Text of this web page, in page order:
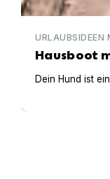
URLAUBSIDEEN
Hausboot
Dein Hund ist